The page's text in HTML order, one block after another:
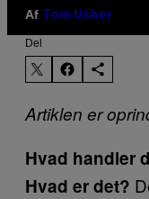
Af Tom Usher
Del
Artiklen er
Hvad handler
Hvad er det?